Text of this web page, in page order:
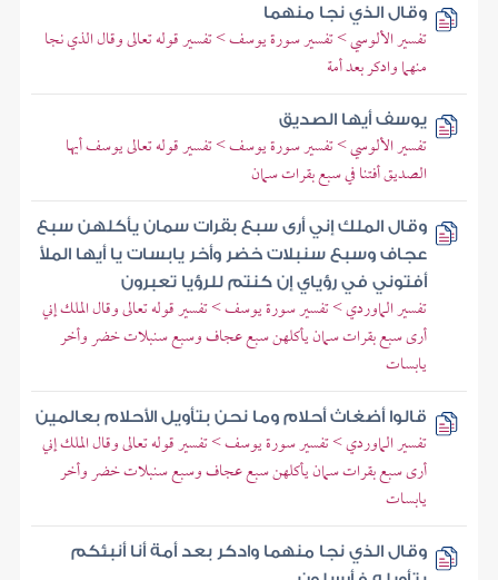
وقال الذي نجا منهما
تفسير الألوسي > تفسير سورة يوسف > تفسير قوله تعالى وقال الذي نجا
منهما وادكر بعد أمة
يوسف أيها الصديق
تفسير الألوسي > تفسير سورة يوسف > تفسير قوله تعالى يوسف أيها
الصديق أفتنا في سبع بقرات سمان
وقال الملك إني أرى سبع بقرات سمان يأكلهن سبع
عجاف وسبع سنبلات خضر وأخر يابسات يا أيها الملأ
أفتوني في رؤياي إن كنتم للرؤيا تعبرون
تفسير الماوردي > تفسير سورة يوسف > تفسير قوله تعالى وقال الملك إني
أرى سبع بقرات سمان يأكلهن سبع عجاف وسبع سنبلات خضر وأخر
يابسات
قالوا أضغاث أحلام وما نحن بتأويل الأحلام بعالمين
تفسير الماوردي > تفسير سورة يوسف > تفسير قوله تعالى وقال الملك إني
أرى سبع بقرات سمان يأكلهن سبع عجاف وسبع سنبلات خضر وأخر
يابسات
وقال الذي نجا منهما وادكر بعد أمة أنا أنبئكم